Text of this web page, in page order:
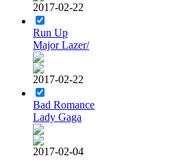
2017-02-22
Run Up
Major Lazer/
2017-02-22
Bad Romance
Lady Gaga
2017-02-04